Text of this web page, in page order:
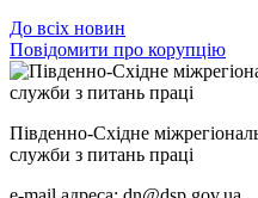
До всіх новин
Повідомити про корупцію
Південно-Східне
служби з питань праці